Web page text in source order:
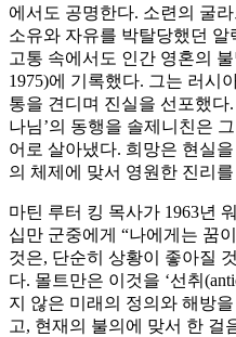
에서도 공명한다. 소련의 굴
소유와 자유를 박탈당했던
고통 속에서도 인간 영혼의
1975)에 기록했다. 그는 러시
통을 견디며 진실을 선포했다
나님’의 동행을 솔제니친은
어로 살아냈다. 희망은 현실
의 체제에 맞서 영원한 진리
마틴 루터 킹 목사가 1963년
십만 군중에게 “나에게는 꿈
것은, 단순히 상황이 좋아질
다. 몰트만은 이것을 ‘선취
지 않은 미래의 정의와 해방
고, 현재의 불의에 맞서 한 걸